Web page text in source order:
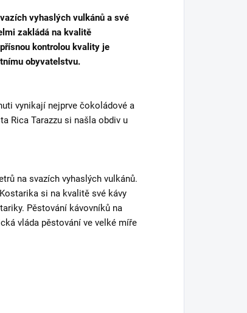
vyhaslých vulkánů a své
zakládá na kvalitě
kontrolou kvality je
obyvatelstvu.
vynikají nejprve čokoládové a
Rica Tarazzu si našla obdiv u
na svazích vyhaslých vulkánů.
si na kvalitě své kávy
Pěstování kávovníků na
vláda pěstování ve velké míře